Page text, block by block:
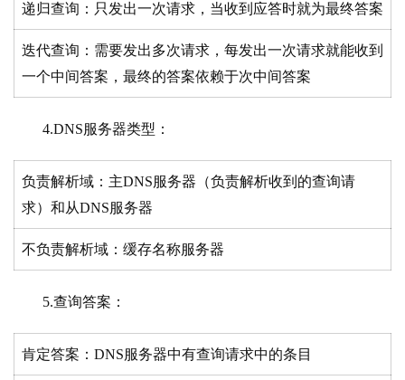
递归查询：只发出一次请求，当收到应答时就为最终答案
迭代查询：需要发出多次请求，每发出一次请求就能收到
一个中间答案，最终的答案依赖于次中间答案
4.DNS服务器类型：
负责解析域：主DNS服务器（负责解析收到的查询请
求）和从DNS服务器
不负责解析域：缓存名称服务器
5.查询答案：
肯定答案：DNS服务器中有查询请求中的条目